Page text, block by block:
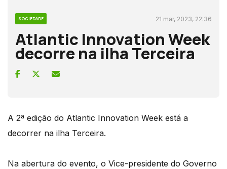
SOCIEDADE 21 mar, 2023, 22:36
Atlantic Innovation Week
decorre na ilha Terceira
A 2ª edição do Atlantic Innovation Week está a
decorrer na ilha Terceira.
Na abertura do evento, o Vice-presidente do Governo